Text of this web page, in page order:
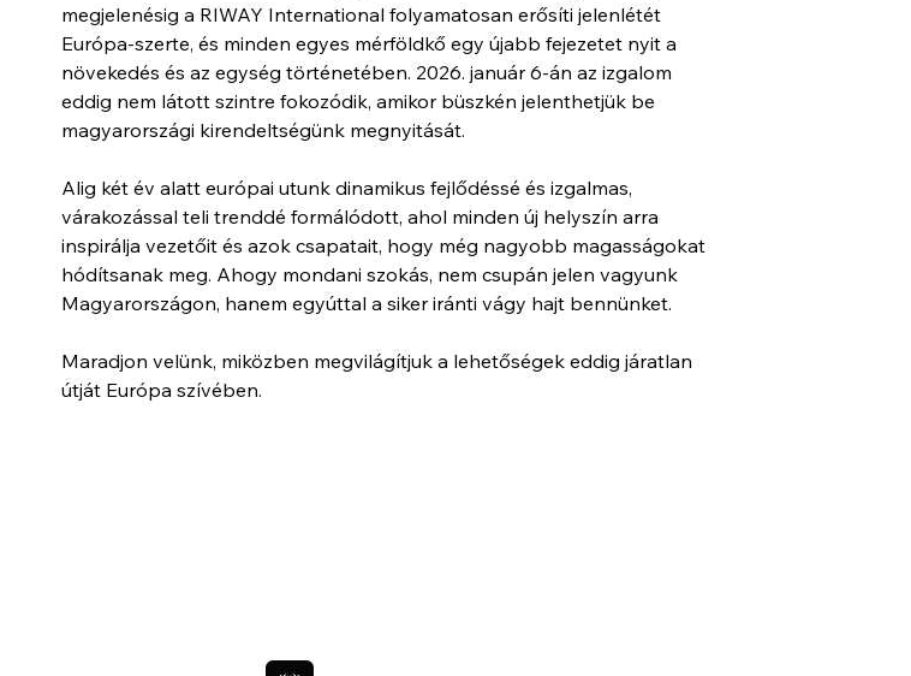
megjelenésig a RIWAY International folyamatosan erősíti jelenlétét
Európa-szerte, és minden egyes mérföldkő egy újabb fejezetet nyit a
növekedés és az egység történetében. 2026. január 6-án az izgalom
eddig nem látott szintre fokozódik, amikor büszkén jelenthetjük be
magyarországi kirendeltségünk megnyitását.
Alig két év alatt európai utunk dinamikus fejlődéssé és izgalmas,
várakozással teli trenddé formálódott, ahol minden új helyszín arra
inspirálja vezetőit és azok csapatait, hogy még nagyobb magasságokat
hódítsanak meg. Ahogy mondani szokás, nem csupán jelen vagyunk
Magyarországon, hanem egyúttal a siker iránti vágy hajt bennünket.
Maradjon velünk, miközben megvilágítjuk a lehetőségek eddig járatlan
útját Európa szívében.